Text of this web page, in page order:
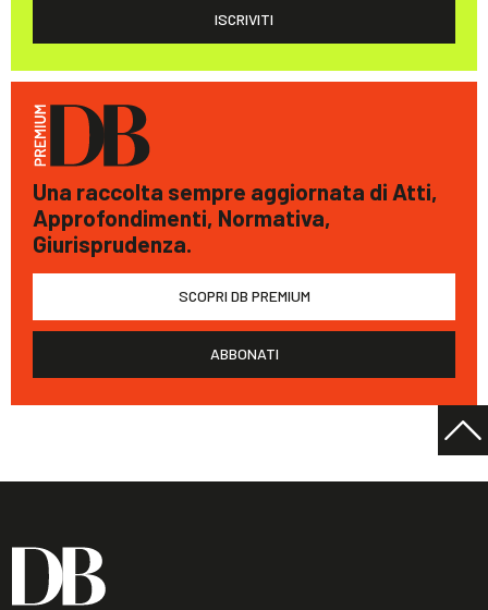
ISCRIVITI
Una raccolta sempre aggiornata di Atti,
Approfondimenti, Normativa,
Giurisprudenza.
SCOPRI DB PREMIUM
ABBONATI